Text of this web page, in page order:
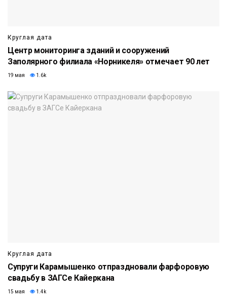
Круглая дата
Центр мониторинга зданий и сооружений
Заполярного филиала «Норникеля» отмечает 90 лет
19 мая 1.6k
Круглая дата
Супруги Карамышенко отпраздновали фарфоровую
свадьбу в ЗАГСе Кайеркана
15 мая 1.4k